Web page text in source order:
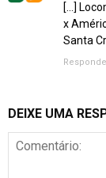
[…]
x
Santa
DEIXE UMA